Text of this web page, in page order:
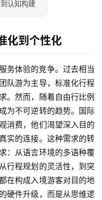
认知构建
化到个性化
务体验的竞争。过去相当
队游为主导，标准化行程
。然而，随着自由行比例
为不可逆转的趋势。国际
消费，他们渴望深入目的
实的连接。这种需求的转
：从语言环境的多语种覆
行程规划的灵活性，到突
在构成入境游客对目的地
硬件升级，而是从思维逻